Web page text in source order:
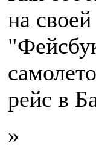
на
рейс в
»